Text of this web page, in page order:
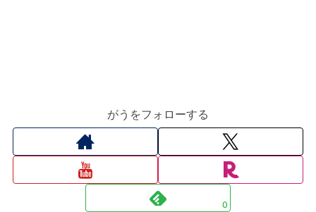
がうをフォローする
0